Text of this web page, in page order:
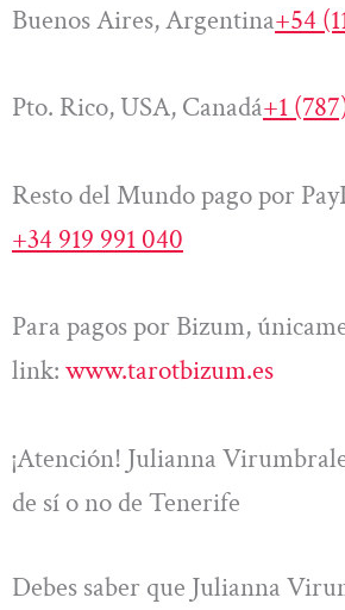
Buenos Aires, Argentina+54
Pto. Rico, USA, Canadá+1
Resto del Mundo pago por
+34 919 991 040
Para pagos por Bizum,
link: www.tarotbizum.es
¡Atención! Julianna
de sí o no de Tenerife
Debes saber que Julianna